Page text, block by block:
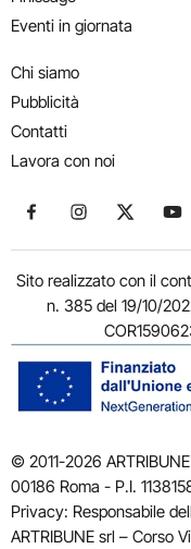
Eventi in giornata
Chi siamo
Pubblicità
Contatti
Lavora con noi
Seguici su Facebook
Seguici su
Seguici
Sito realizzato con il
n. 385 del 19/10/
© 2011-2026
00186 Roma - P.I.
Privacy: Responsabile
ARTRIBUNE srl – Corso